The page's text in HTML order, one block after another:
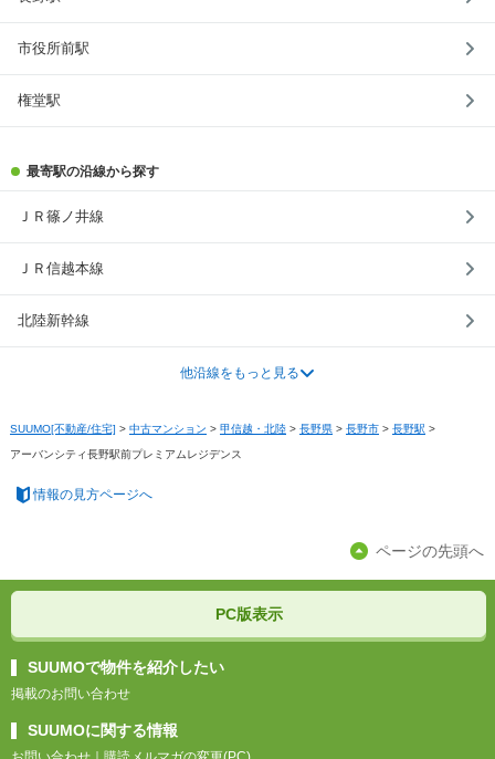
市役所前駅
権堂駅
最寄駅の沿線から探す
ＪＲ篠ノ井線
ＪＲ信越本線
北陸新幹線
他沿線をもっと見る
SUUMO[不動産/住宅] > 中古マンション > 甲信越・北陸 > 長野県 > 長野市 > 長野駅 >
アーバンシティ長野駅前プレミアムレジデンス
情報の見方ページへ
ページの先頭へ
PC版表示
SUUMOで物件を紹介したい
掲載のお問い合わせ
SUUMOに関する情報